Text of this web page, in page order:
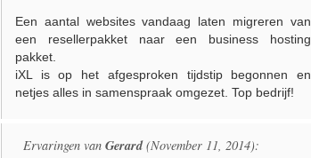
Een aantal websites vandaag laten migreren van
een resellerpakket naar een business hosting
pakket.
iXL is op het afgesproken tijdstip begonnen en
netjes alles in samenspraak omgezet. Top bedrijf!
Ervaringen van Gerard(November 11, 2014):